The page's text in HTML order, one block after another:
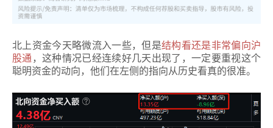
北上资金今天略微流入一些，但是结构看还是非常偏向沪
股通 ，这种情况已经连续好几天出现了，一定要重视这个
聪明资金的动向，他们在左侧的指向从历史看真的很准。